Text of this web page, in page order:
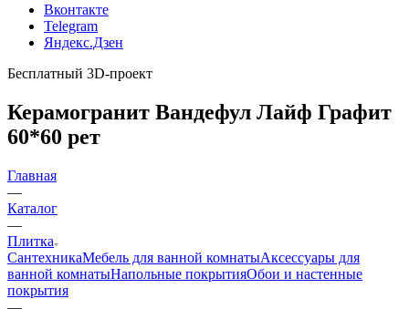
Вконтакте
Telegram
Яндекс.Дзен
Бесплатный 3D-проект
Керамогранит Вандефул Лайф Графит
60*60 рет
Главная
—
Каталог
—
Плитка
СантехникаМебель для ванной комнатыАксессуары для
ванной комнатыНапольные покрытияОбои и настенные
покрытия